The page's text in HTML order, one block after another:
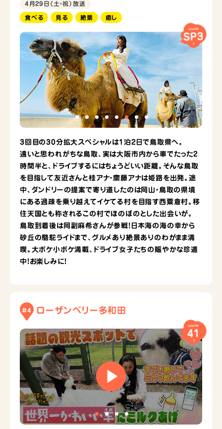
4月29日（土・祝）放送
食べる 見る 絶景 癒し
course
SP3
3回目の30分拡大スペシャルは1泊2日で鳥取県へ。
遠いと思われがちな鳥取、実は大阪市内から車でたった2
時間半と、ドライブするにはちょうどいい距離。そんな鳥取
を目指して友近さんと桂アナ・齋藤アナは姫路を出発。途
中、ダンドリーの提案で寄り道したのは岡山・鳥取の県境
にある過疎を乗り越えてイケてる村を目指す西粟倉村。移
住天国とも称されるこの村でほのぼのとした出会いが。
鳥取到着後は岡副麻希さんが参戦!日本海の海の幸から
砂丘の駱駝ライドまで、グルメあり絶景ありのわがまま満
喫。大ボケ小ボケ満載、ドライブ女子たちの賑やかな珍道
中！お楽しみに！
#4 ローザンベリー多和田
course
41